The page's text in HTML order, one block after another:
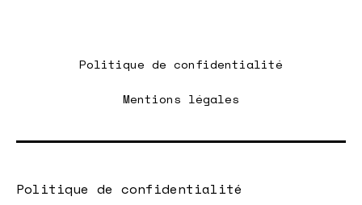
Politique de confidentialité
Mentions légales
Politique de confidentialité